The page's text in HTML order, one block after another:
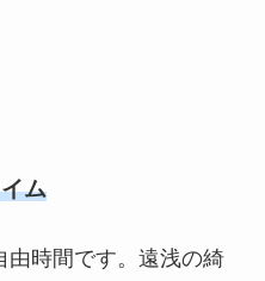
ム
由時間です。遠浅の綺